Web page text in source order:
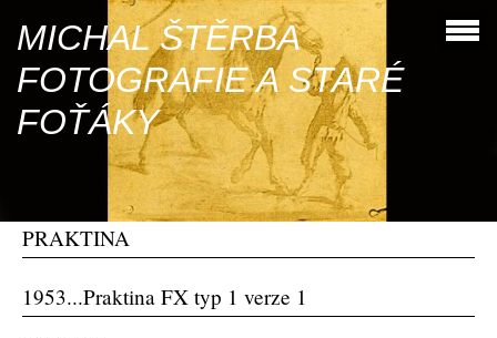
MICHAL ŠTĚRBA
FOTOGRAFIE A STARÉ
FOŤÁKY
PRAKTINA
1953...Praktina FX typ 1 verze 1